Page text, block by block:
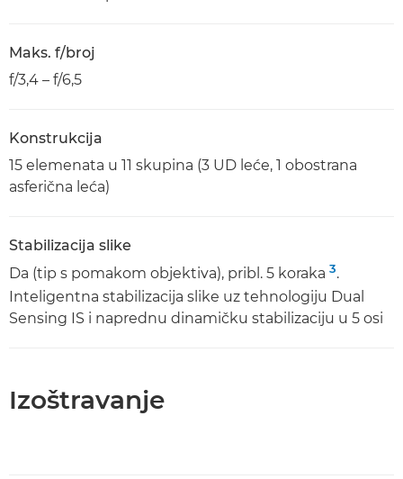
Maks. f/broj
f/3,4 – f/6,5
Konstrukcija
15 elemenata u 11 skupina (3 UD leće, 1 obostrana
asferična leća)
Stabilizacija slike
Da (tip s pomakom objektiva), pribl. 5 koraka 3.
Inteligentna stabilizacija slike uz tehnologiju Dual
Sensing IS i naprednu dinamičku stabilizaciju u 5 osi
Izoštravanje